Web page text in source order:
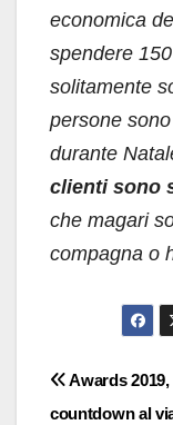
economica
spendere
solitamente
persone
durante
clienti sono
che magari
compagna o
Awards 2019,
countdown al